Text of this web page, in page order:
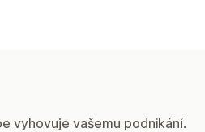
vyhovuje vašemu podnikání.